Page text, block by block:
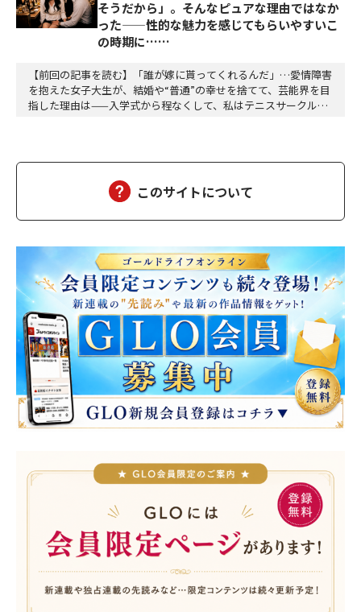
そうだから」。そんなピュアな理由ではなか
った——性的な魅力を感じてもらいやすいこ
の時期に……
【前回の記事を読む】「誰が嫁に貰ってくれるんだ」…愛情障害
を抱えた女子大生が、結婚や“普通”の幸せを捨てて、芸能界を目
指した理由は——入学式から程なくして、私はテニスサークルに
は打算的なものだ。そのサークルのSNSをリサーチ…
このサイトについて